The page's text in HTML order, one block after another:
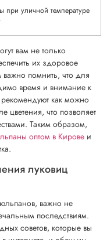
при уличной температуре
вам не только
их здоровое
помнить, что для
время и внимание к
как можно
цветения, что позволяет
Таким образом,
оптом в Кирове и
луковиц
важно не
последствиям.
советов, которые вы